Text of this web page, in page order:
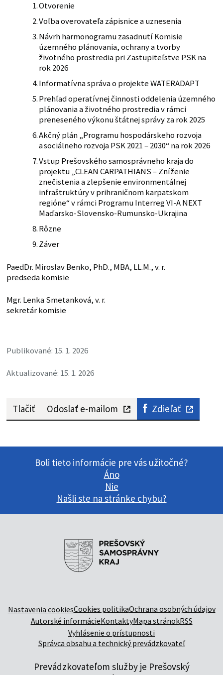
Otvorenie
Voľba overovateľa zápisnice a uznesenia
Návrh harmonogramu zasadnutí Komisie
územného plánovania, ochrany a tvorby
životného prostredia pri Zastupiteľstve PSK na
rok 2026
Informatívna správa o projekte WATERADAPT
Prehľad operatívnej činnosti oddelenia územného
plánovania a životného prostredia v rámci
preneseného výkonu štátnej správy za rok 2025
Akčný plán „Programu hospodárskeho rozvoja
a sociálneho rozvoja PSK 2021 – 2030“ na rok 2026
Vstup Prešovského samosprávneho kraja do
projektu „CLEAN CARPATHIANS – Zníženie
znečistenia a zlepšenie environmentálnej
infraštruktúry v prihraničnom karpatskom
regióne“ v rámci Programu Interreg VI-A NEXT
Maďarsko-Slovensko-Rumunsko-Ukrajina
Rôzne
Záver
PaedDr. Miroslav Benko, PhD., MBA, LL.M., v. r.
predseda komisie
Mgr. Lenka Smetanková, v. r.
sekretár komisie
Publikované: 15. 1. 2026
Aktualizované: 15. 1. 2026
Tlačiť Odoslať e-mailom Zdieľať
Boli tieto informácie pre vás užitočné?
Áno
Nie
Našli ste na stránke chybu?
Nastavenia cookiesCookies politikaOchrana osobných údajov
Autorské informácieKontaktyMapa stránokRSS
Vyhlásenie o prístupnosti
Správca obsahu a technický prevádzkovateľ
Prevádzkovateľom služby je Prešovský